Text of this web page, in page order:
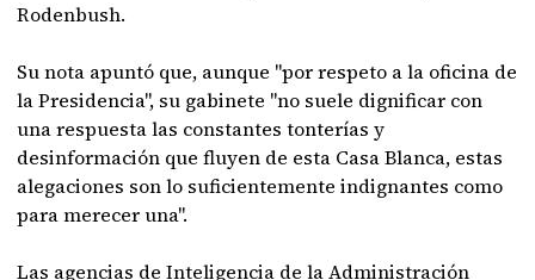
Rodenbush.
Su nota apuntó que, aunque "por respeto a la oficina de
la Presidencia", su gabinete "no suele dignificar con
una respuesta las constantes tonterías y
desinformación que fluyen de esta Casa Blanca, estas
alegaciones son lo suficientemente indignantes como
para merecer una".
Las agencias de Inteligencia de la Administración